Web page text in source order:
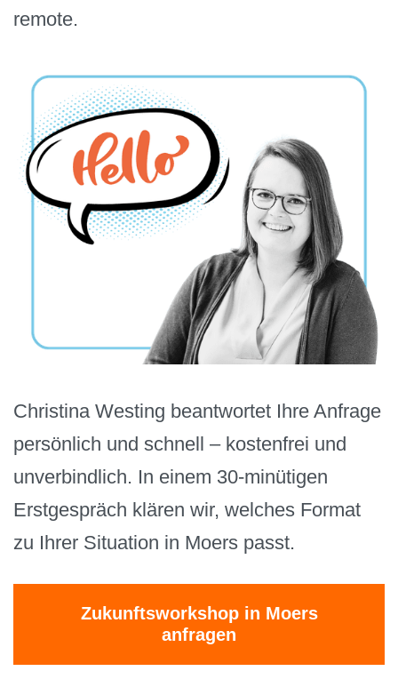
remote.
Christina Westing beantwortet Ihre Anfrage
persönlich und schnell – kostenfrei und
unverbindlich. In einem 30-minütigen
Erstgespräch klären wir, welches Format
zu Ihrer Situation in Moers passt.
Zukunftsworkshop in Moers
anfragen